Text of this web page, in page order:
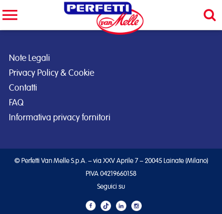
Note Legali
Privacy Policy & Cookie
Contatti
FAQ
Informativa privacy fornitori
© Perfetti Van Melle S.p.A. – via XXV Aprile 7 – 20045 Lainate (Milano)
PIVA 04219660158
Seguici su